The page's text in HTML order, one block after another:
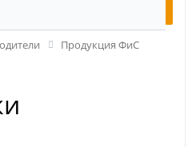
Продукция ФиС